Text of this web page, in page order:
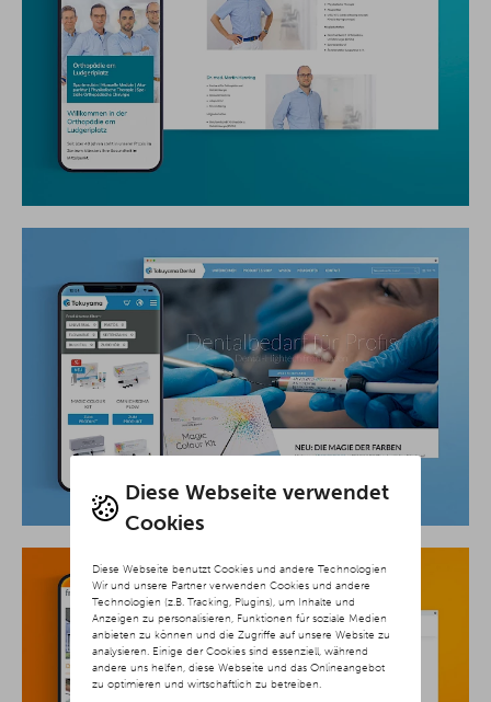
Diese Webseite verwendet
Cookies
Diese Webseite benutzt Cookies und andere Technologien
Wir und unsere Partner verwenden Cookies und andere
Technologien (z.B. Tracking, Plugins), um Inhalte und
Anzeigen zu personalisieren, Funktionen für soziale Medien
anbieten zu können und die Zugriffe auf unsere Website zu
analysieren. Einige der Cookies sind essenziell, während
andere uns helfen, diese Webseite und das Onlineangebot
zu optimieren und wirtschaftlich zu betreiben.